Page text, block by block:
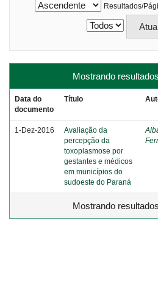
Resultados/
Mostrando
Data do
documento
Título
1-Dez-2016
Avaliação da
percepção da
toxoplasmose por
gestantes e médicos
em municípios do
sudoeste do Paraná
Mostrando